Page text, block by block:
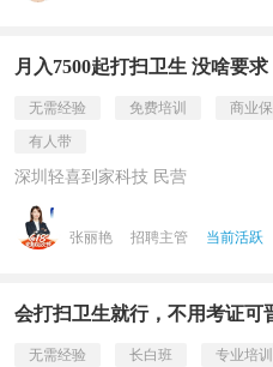
月入7500起打扫卫生 没啥要求
无需经验 免费培训 商业
有人带
深圳轻喜到家科技 民营
张丽艳 招聘主管 当前活跃
会打扫卫生就行，不用考证可
无需经验 长白班 专业培训